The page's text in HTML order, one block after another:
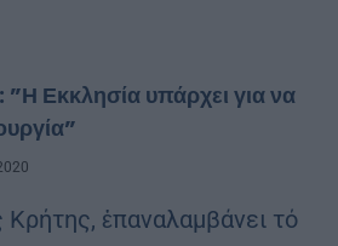
Εκκλησία υπάρχει για να
ἐπαναλαμβάνει τό